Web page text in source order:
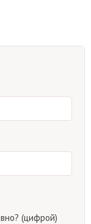
(цифрой)